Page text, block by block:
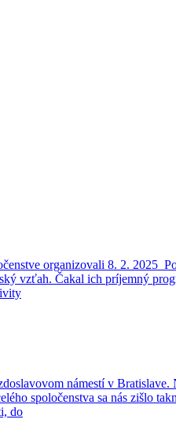
organizovali 8. 2. 2025
vzťah. Čakal ich príjemný
námestí v
spoločenstva sa nás zišlo
do